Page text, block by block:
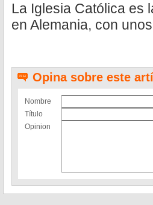
La Iglesia Católica es
en Alemania, con
Opina sobre este
Nombre
Título
Opinion